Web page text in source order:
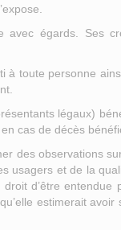
avec égards. Ses
à toute personne
légaux)
cas de décès
des observations
usagers et de la
d’être
estimerait